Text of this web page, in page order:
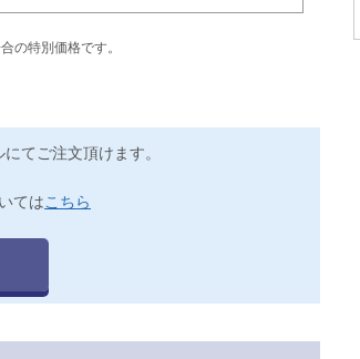
の特別価格です。
てご注文頂けます。
てはこちら